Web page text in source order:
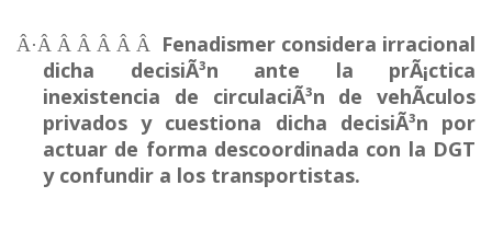
Â·Â Â Â Â Â Â Fenadismer considera irracional
dicha decisiÃ³n ante la prÃ¡ctica
inexistencia de circulaciÃ³n de vehÃ­culos
privados y cuestiona dicha decisiÃ³n por
actuar de forma descoordinada con la DGT
y confundir a los transportistas.